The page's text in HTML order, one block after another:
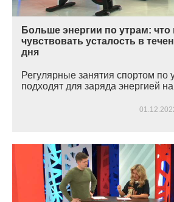
Больше энергии по утрам:
чувствовать усталость в
дня
Регулярные занятия спортом по
подходят для заряда энергией